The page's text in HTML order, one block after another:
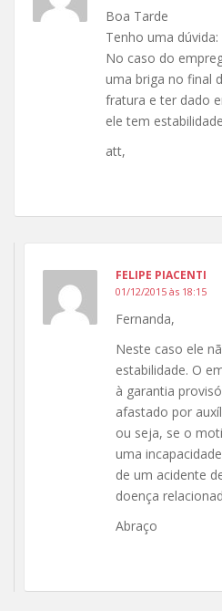
Boa Tarde
Tenho uma dúvida:
No caso do
uma briga no final
fratura e ter dado
ele tem
att,
FELIPE PIACENTI
01/12/2015 às 18:15
Fernanda,
Neste caso ele
estabilidade. O
à garantia
afastado por
ou seja, se o
uma
de um acidente
doença
Abraço